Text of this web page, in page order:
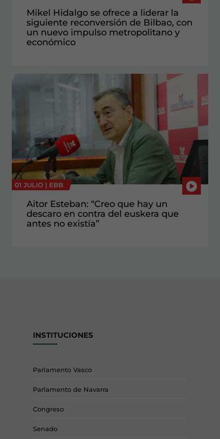
Mikel Hidalgo se ofrece a liderar la
siguiente reconversión de Bilbao, con
un nuevo impulso metropolitano y
económico
01 JULIO | EBB
Aitor Esteban: “Creo que hay un
descaro en contra del euskera que
antes no existía”
INSTITUCIONES
Parlamento Vasco
Parlamento de Navarra
Congreso
Senado